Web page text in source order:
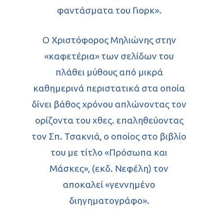
φαντάσματα του Γιoρκ».
Ο Χριστόφορος Μηλιώνης στην
«καφετέρια» των σελίδων του
πλάθει μύθους από μικρά
καθημερινά περιστατικά στα οποία
δίνει βάθος χρόνου απλώνοντας τον
ορίζοντα του χθες. επαληθεύοντας
τον Σπ. Τσακνιά, ο οποίος στο βιβλίο
του με τίτλο «Πρόσωπα και
Μάσκες», (εκδ. Νεφέλη) τον
αποκαλεί «γεννημένο
διηγηματογράφο».